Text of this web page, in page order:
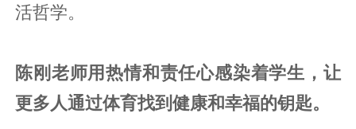
活哲学。
陈刚老师用热情和责任心感染着学生，让
更多人通过体育找到健康和幸福的钥匙。